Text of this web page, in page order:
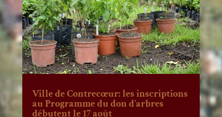
Ville de Contrecœur: les inscriptions
au Programme du don d’arbres
débutent le 17 août